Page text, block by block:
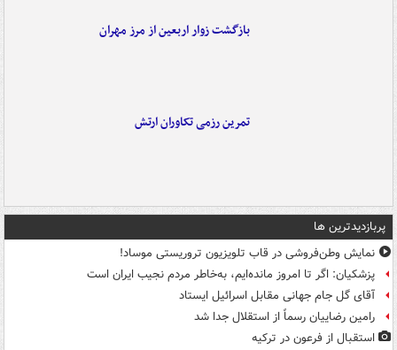
بازگشت زوار اربعین از مرز مهران
تمرین رزمی تکاوران ارتش
پربازدیدترین ها
نمایش وطن‌فروشی در قاب تلویزیون تروریستی موساد!
پزشکیان: اگر تا امروز مانده‌ایم، به‌خاطر مردم نجیب ایران است
آقای گل جام جهانی مقابل اسرائیل ایستاد
رامین رضاییان رسماً از استقلال جدا شد
استقبال از فرعون در ترکیه